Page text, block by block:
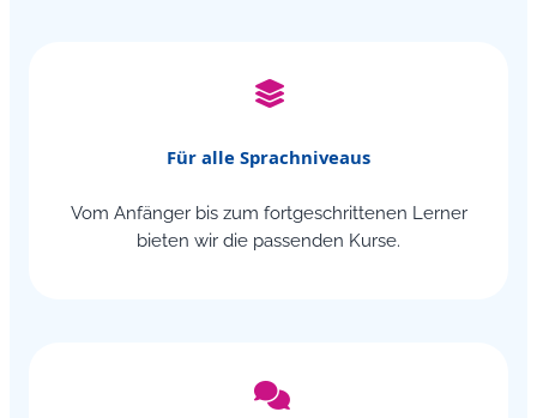
Für alle Sprachniveaus
Vom Anfänger bis zum fortgeschrittenen Lerner
bieten wir die passenden Kurse.